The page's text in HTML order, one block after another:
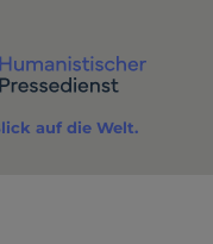
auf die Welt.